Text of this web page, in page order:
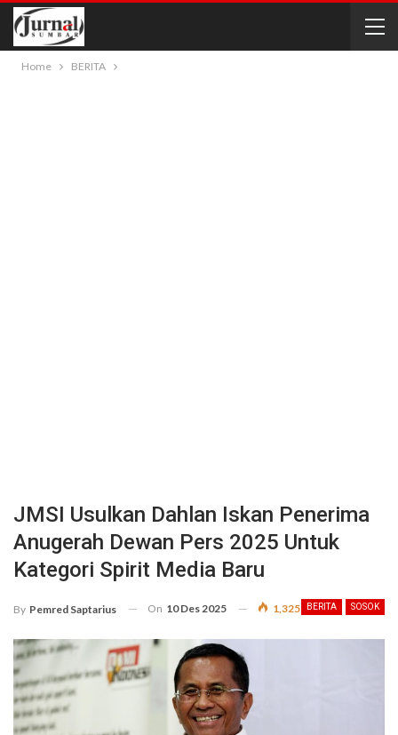
Home BERITA
JMSI Usulkan Dahlan Iskan Penerima
Anugerah Dewan Pers 2025 Untuk
Kategori Spirit Media Baru
BERITA SOSOK
By Pemred Saptarius On 10 Des 2025 1,325